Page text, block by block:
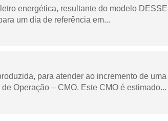
energética, resultante do modelo
um dia de referência em...
para atender ao incremento de
Operação – CMO. Este CMO é estimado...